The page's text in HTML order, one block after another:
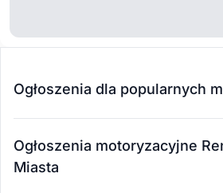
Ogłoszenia dla popularnych
Ogłoszenia motoryzacyjne
Miasta